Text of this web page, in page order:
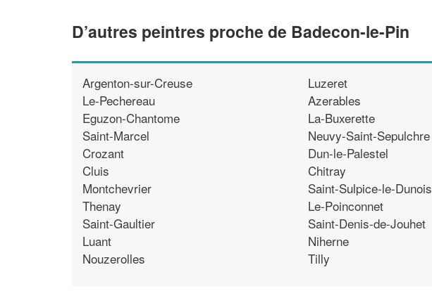
D’autres peintres proche de Badecon-le-Pin
Argenton-sur-Creuse
Le-Pechereau
Eguzon-Chantome
Saint-Marcel
Crozant
Cluis
Montchevrier
Thenay
Saint-Gaultier
Luant
Nouzerolles
Luzeret
Azerables
La-Buxerette
Neuvy-Saint-Sepulchre
Dun-le-Palestel
Chitray
Saint-Sulpice-le-Dunois
Le-Poinconnet
Saint-Denis-de-Jouhet
Niherne
Tilly